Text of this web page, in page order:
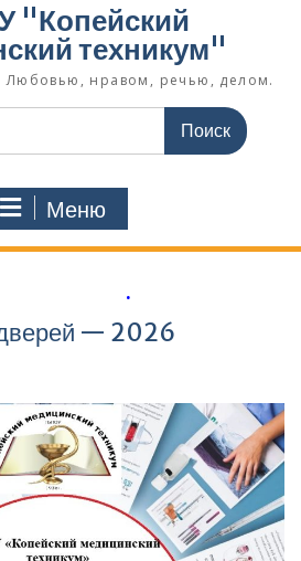
"Копейский
техникум"
Любовью, нравом, речью, делом.
Меню
— 2026